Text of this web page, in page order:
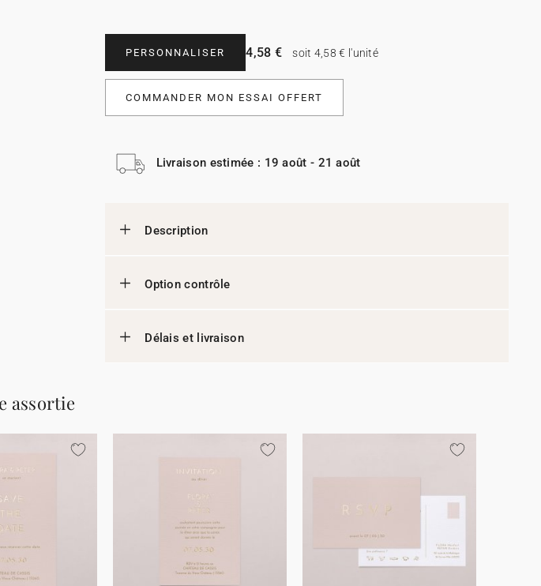
PERSONNALISER 4,58 € soit 4,58 € l'unité
COMMANDER MON ESSAI OFFERT
Livraison estimée : 19 août - 21 août
Description
Option contrôle
Délais et livraison
assortie